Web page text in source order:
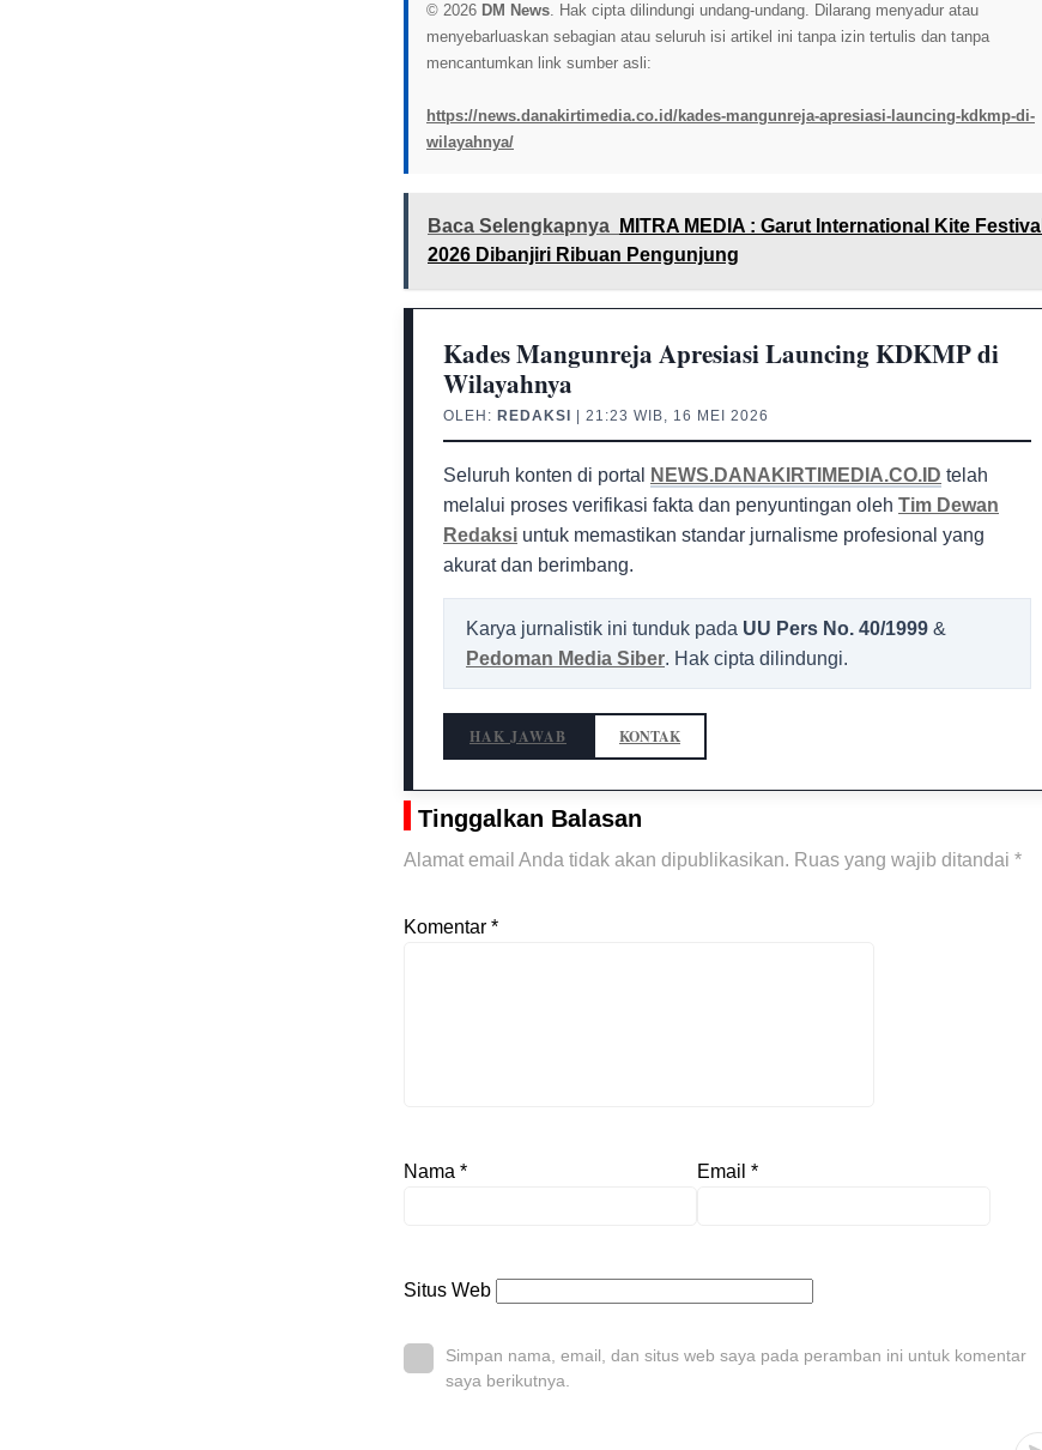
© 2026 DM News. Hak cipta dilindungi undang-undang. Dilarang menyadur atau
menyebarluaskan sebagian atau seluruh isi artikel ini tanpa izin tertulis dan tanpa
mencantumkan link sumber asli:
https://news.danakirtimedia.co.id/kades-mangunreja-apresiasi-launcing-kdkmp-di-
wilayahnya/
Baca Selengkapnya
MITRA MEDIA : Garut International Kite Festival
2026 Dibanjiri Ribuan Pengunjung
Kades Mangunreja Apresiasi Launcing KDKMP di
Wilayahnya
OLEH: REDAKSI | 21:23 WIB, 16 MEI 2026
Seluruh konten di portal NEWS.DANAKIRTIMEDIA.CO.ID telah
melalui proses verifikasi fakta dan penyuntingan oleh Tim Dewan
Redaksi untuk memastikan standar jurnalisme profesional yang
akurat dan berimbang.
Karya jurnalistik ini tunduk pada UU Pers No. 40/1999 &
Pedoman Media Siber. Hak cipta dilindungi.
HAK JAWAB KONTAK
Tinggalkan Balasan
Alamat email Anda tidak akan dipublikasikan. Ruas yang wajib ditandai *
Komentar *
Nama * Email *
Situs Web
Simpan nama, email, dan situs web saya pada peramban ini untuk komentar
saya berikutnya.